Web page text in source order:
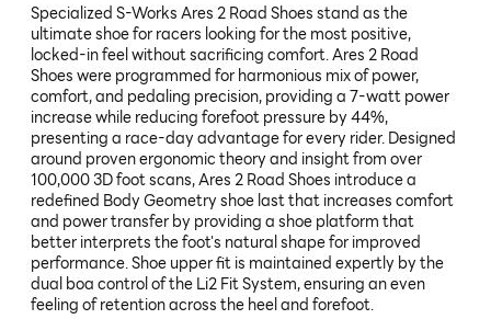
Specialized S-Works Ares 2 Road Shoes stand as the
ultimate shoe for racers looking for the most positive,
locked-in feel without sacrificing comfort. Ares 2 Road
Shoes were programmed for harmonious mix of power,
comfort, and pedaling precision, providing a 7-watt power
increase while reducing forefoot pressure by 44%,
presenting a race-day advantage for every rider. Designed
around proven ergonomic theory and insight from over
100,000 3D foot scans, Ares 2 Road Shoes introduce a
redefined Body Geometry shoe last that increases comfort
and power transfer by providing a shoe platform that
better interprets the foot's natural shape for improved
performance. Shoe upper fit is maintained expertly by the
dual boa control of the Li2 Fit System, ensuring an even
feeling of retention across the heel and forefoot.